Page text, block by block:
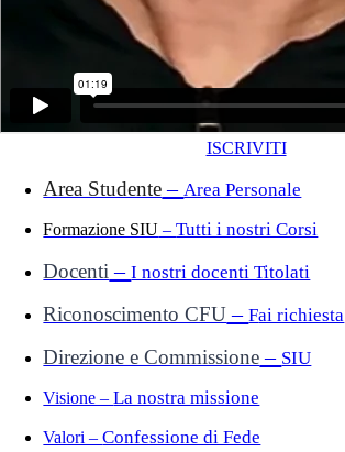
ISCRIVITI
Area Studente– Area Personale
Formazione SIU –Tutti i nostri Corsi
Docenti–I nostri docenti Titolati
Riconoscimento CFU–Fai richiesta
Direzione e Commissione– SIU
Visione –La nostra missione
Valori –Confessione di Fede